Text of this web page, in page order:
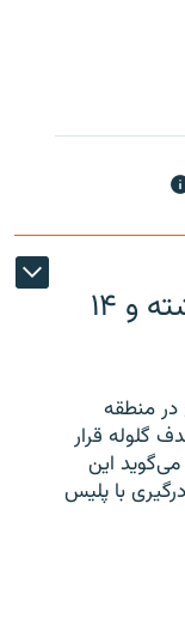
تیراندازی در تورنتو یک نفر کشته و ۱۴
منطقه
شهر کانادا،۱۴ نفر هدف گلوله قرار
این
با پلیس